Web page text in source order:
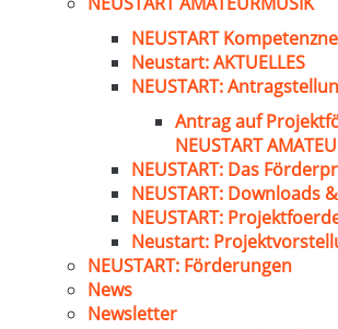
NEUSTART
Neustart: AKTUELLES
NEUSTART:
Antrag auf
NEUSTART
NEUSTART: Das
NEUSTART: Downloads
NEUSTART:
Neustart:
NEUSTART: Förderungen
News
Newsletter